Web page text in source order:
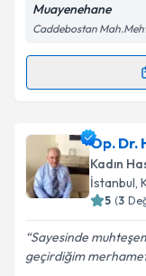
Kişisel
Metni'ni
Muayenehane
Caddebostan
Randevu
Op. Dr. A.
oluşturun. Size
takvim
Op. Dr.
Kadın
İstanbul,
5 (3
Sayesinde
geçirdiğim